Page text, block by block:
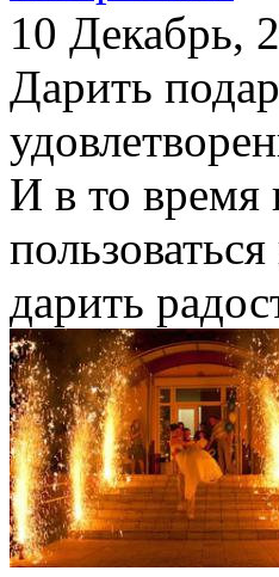
10 Декабрь,
Дарить
И в то время
дарить